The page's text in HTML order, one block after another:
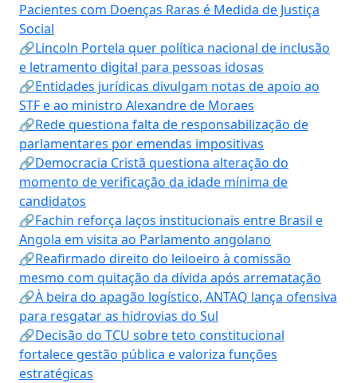
Pacientes com Doenças Raras é Medida de Justiça
Social
🔗Lincoln Portela quer política nacional de inclusão
e letramento digital para pessoas idosas
🔗Entidades jurídicas divulgam notas de apoio ao
STF e ao ministro Alexandre de Moraes
🔗Rede questiona falta de responsabilização de
parlamentares por emendas impositivas
🔗Democracia Cristã questiona alteração do
momento de verificação da idade mínima de
candidatos
🔗Fachin reforça laços institucionais entre Brasil e
Angola em visita ao Parlamento angolano
🔗Reafirmado direito do leiloeiro à comissão
mesmo com quitação da dívida após arrematação
🔗À beira do apagão logístico, ANTAQ lança ofensiva
para resgatar as hidrovias do Sul
🔗Decisão do TCU sobre teto constitucional
fortalece gestão pública e valoriza funções
estratégicas